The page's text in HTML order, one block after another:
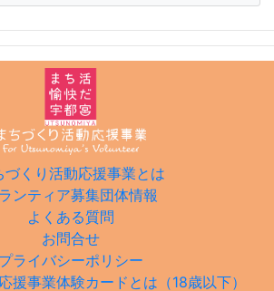
づくり活動応援事業とは
ンティア募集団体情報
よくある質問
お問合せ
プライバシーポリシー
援事業体験カードとは（18歳以下）